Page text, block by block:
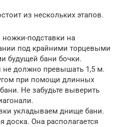
из нескольких этапов.
подставки на
под крайними торцевыми
будущей бани бочки.
не должно превышать 1,5 м.
при помощи длинных
Не забудьте выверить
укладываем днище бани.
доска. Она располагается